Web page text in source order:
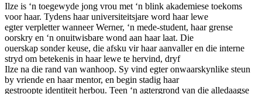
options
may
be
chosen
on
the
product
page
Ilze is ‘n toegewyde jong vrou met ‘n blink akademiese toekoms
voor haar. Tydens haar universiteitsjare word haar lewe
egter verpletter wanneer Werner, ‘n mede-student, haar grense
oorskry en ‘n onuitwisbare wond aan haar laat. Die
ouerskap sonder keuse, die afsku vir haar aanvaller en die interne
stryd om betekenis in haar lewe te hervind, dryf
Ilze na die rand van wanhoop. Sy vind egter onwaarskynlike steun
by vriende en haar mentor, en begin stadig haar
gestroopte identiteit herbou. Teen ‘n agtergrond van die alledaagse